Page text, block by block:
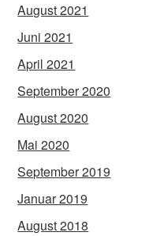
August 2021
Juni 2021
April 2021
September 2020
August 2020
Mai 2020
September 2019
Januar 2019
August 2018